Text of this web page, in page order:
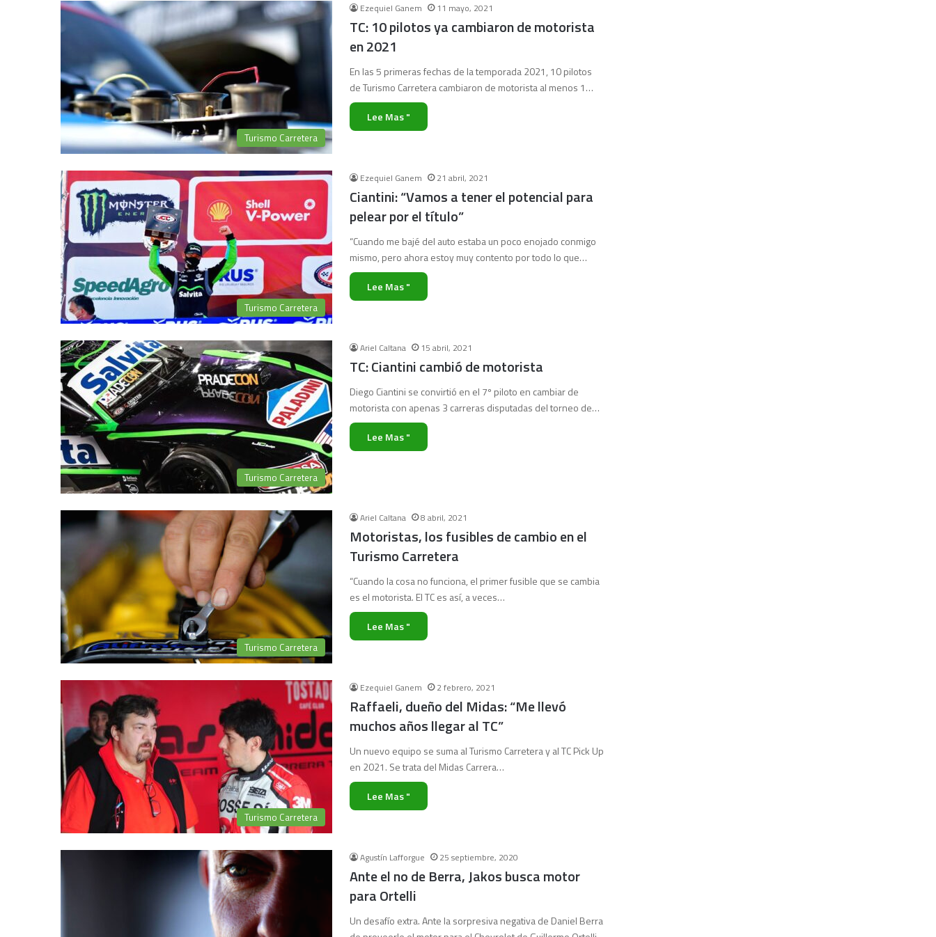
Turismo Carretera
Ezequiel Ganem 11 mayo, 2021
TC: 10 pilotos ya cambiaron de motorista
en 2021
En las 5 primeras fechas de la temporada 2021, 10 pilotos
de Turismo Carretera cambiaron de motorista al menos 1…
Lee Mas "
Turismo Carretera
Ezequiel Ganem 21 abril, 2021
Ciantini: “Vamos a tener el potencial para
pelear por el título”
“Cuando me bajé del auto estaba un poco enojado conmigo
mismo, pero ahora estoy muy contento por todo lo que…
Lee Mas "
Turismo Carretera
Ariel Caltana 15 abril, 2021
TC: Ciantini cambió de motorista
Diego Ciantini se convirtió en el 7º piloto en cambiar de
motorista con apenas 3 carreras disputadas del torneo de…
Lee Mas "
Turismo Carretera
Ariel Caltana 8 abril, 2021
Motoristas, los fusibles de cambio en el
Turismo Carretera
“Cuando la cosa no funciona, el primer fusible que se cambia
es el motorista. El TC es así, a veces…
Lee Mas "
Turismo Carretera
Ezequiel Ganem 2 febrero, 2021
Raffaeli, dueño del Midas: “Me llevó
muchos años llegar al TC”
Un nuevo equipo se suma al Turismo Carretera y al TC Pick Up
en 2021. Se trata del Midas Carrera…
Lee Mas "
Agustín Lafforgue 25 septiembre, 2020
Ante el no de Berra, Jakos busca motor
para Ortelli
Un desafío extra. Ante la sorpresiva negativa de Daniel Berra